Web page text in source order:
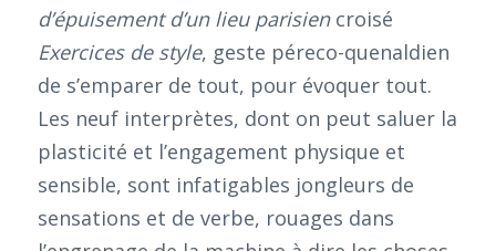
d’épuisement d’un lieu parisiencroisé
Exercices de style, geste péreco-quenaldien
de s’emparer de tout, pour évoquer tout.
Les neuf interprètes, dont on peut saluer la
plasticité et l’engagement physique et
sensible, sont infatigables jongleurs de
sensations et de verbe, rouages dans